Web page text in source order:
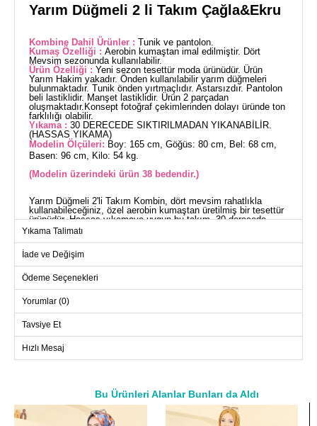
Yarım Düğmeli 2 li Takım Çağla&Ekru
Kombine Dahil Ürünler : Tunik ve pantolon.
Kumaş Özelliği : Aerobin kumaştan imal edilmiştir. Dört
Mevsim sezonunda kullanılabilir.
Ürün Özelliği : Yeni sezon tesettür moda ürünüdür. Ürün
Yarım Hakim yakadır. Önden kullanılabilir yarım düğmeleri
bulunmaktadır. Tunik önden yırtmaçlıdır. Astarsızdır. Pantolon
beli lastiklidir. Manşet lastiklidir. Ürün 2 parçadan
oluşmaktadır.Konsept fotoğraf çekimlerinden dolayı üründe ton
farklılığı olabilir.
Yıkama : 30 DERECEDE SIKTIRILMADAN YIKANABİLİR.
(HASSAS YIKAMA)
Modelin Ölçüleri: Boy: 165 cm, Göğüs: 80 cm, Bel: 68 cm,
Basen: 96 cm, Kilo: 54 kg.
(Modelin üzerindeki ürün 38 bedendir.)
Yarım Düğmeli 2'li Takım Kombin, dört mevsim rahatlıkla
kullanabileceğiniz, özel aerobin kumaştan üretilmiş bir tesettür
ürünüdür. Hassas yıkamaya uygun bu takım, 30 derecede
yıkanabilir. Yarım hakim yakası ve önden kullanılabilir
lastiklidir ve hem tunik hem de pantolon manşetleri lastiklidir.
Stil sahibi ve rahat bir görünüm için tasarlanmış bu ikili takım,
gardırobunuzun vazgeçilmezi olacak.
Beden
Göğüs
Boy
46
114
101
Yıkama Talimatı
İade ve Değişim
Ödeme Seçenekleri
Yorumlar (0)
Tavsiye Et
Hızlı Mesaj
Bu Ürünleri Alanlar Bunları da Aldı
a>